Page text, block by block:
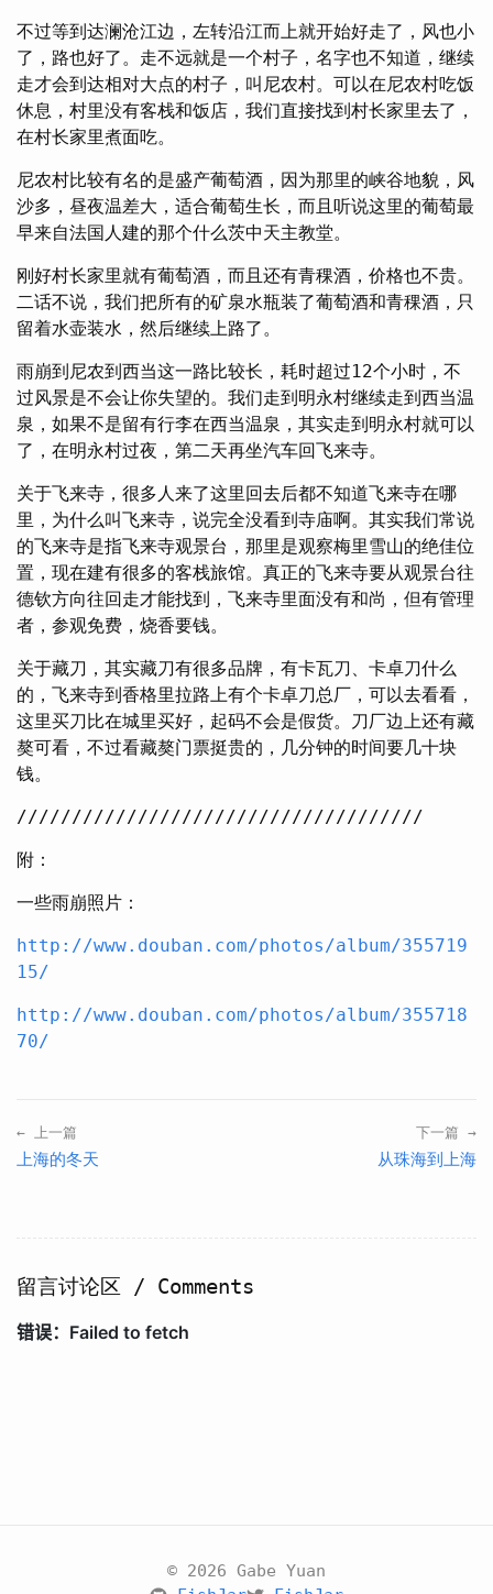
不过等到达澜沧江边，左转沿江而上就开始好走了，风也小
了，路也好了。走不远就是一个村子，名字也不知道，继续
走才会到达相对大点的村子，叫尼农村。可以在尼农村吃饭
休息，村里没有客栈和饭店，我们直接找到村长家里去了，
在村长家里煮面吃。
尼农村比较有名的是盛产葡萄酒，因为那里的峡谷地貌，风
沙多，昼夜温差大，适合葡萄生长，而且听说这里的葡萄最
早来自法国人建的那个什么茨中天主教堂。
刚好村长家里就有葡萄酒，而且还有青稞酒，价格也不贵。
二话不说，我们把所有的矿泉水瓶装了葡萄酒和青稞酒，只
留着水壶装水，然后继续上路了。
雨崩到尼农到西当这一路比较长，耗时超过12个小时，不
过风景是不会让你失望的。我们走到明永村继续走到西当温
泉，如果不是留有行李在西当温泉，其实走到明永村就可以
了，在明永村过夜，第二天再坐汽车回飞来寺。
关于飞来寺，很多人来了这里回去后都不知道飞来寺在哪
里，为什么叫飞来寺，说完全没看到寺庙啊。其实我们常说
的飞来寺是指飞来寺观景台，那里是观察梅里雪山的绝佳位
置，现在建有很多的客栈旅馆。真正的飞来寺要从观景台往
德钦方向往回走才能找到，飞来寺里面没有和尚，但有管理
者，参观免费，烧香要钱。
关于藏刀，其实藏刀有很多品牌，有卡瓦刀、卡卓刀什么
的，飞来寺到香格里拉路上有个卡卓刀总厂，可以去看看，
这里买刀比在城里买好，起码不会是假货。刀厂边上还有藏
獒可看，不过看藏獒门票挺贵的，几分钟的时间要几十块
钱。
/////////////////////////////////////
附：
一些雨崩照片：
http://www.douban.com/photos/album/355719
15/
http://www.douban.com/photos/album/355718
70/
← 上一篇
上海的冬天
下一篇 →
从珠海到上海
留言讨论区 / Comments
© 2026 Gabe Yuan